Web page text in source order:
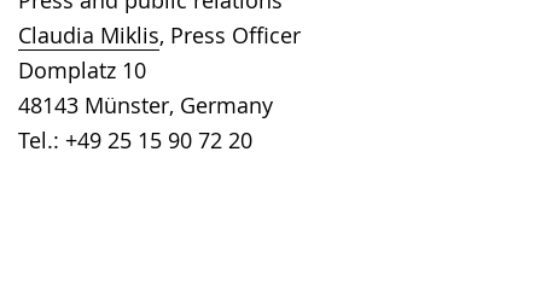
Claudia Miklis, Press Officer
Domplatz 10
48143 Münster, Germany
Tel.: +49 25 15 90 72 20
language.
open
up
presenting
the
text